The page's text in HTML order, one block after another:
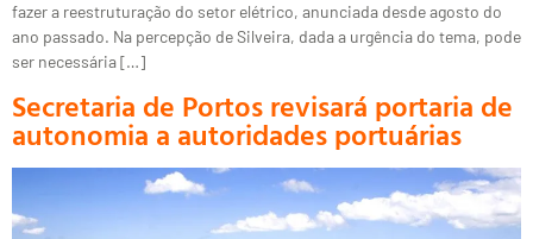
fazer a reestruturação do setor elétrico, anunciada desde agosto do
ano passado. Na percepção de Silveira, dada a urgência do tema, pode
ser necessária […]
Secretaria de Portos revisará portaria de
autonomia a autoridades portuárias